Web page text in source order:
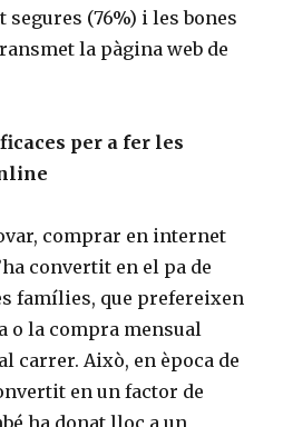
segures (76%) i les bones
la pàgina web de
per a fer les
comprar en internet
convertit en el pa de
famílies, que prefereixen
o la compra mensual
carrer. Això, en època de
en un factor de